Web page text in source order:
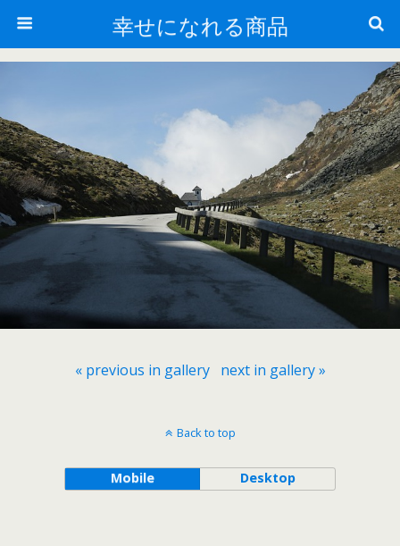
幸せになれる商品
« previous in gallery next in gallery »
Back to top
Mobile Desktop